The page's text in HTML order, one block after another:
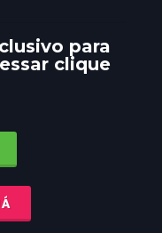
para
clique